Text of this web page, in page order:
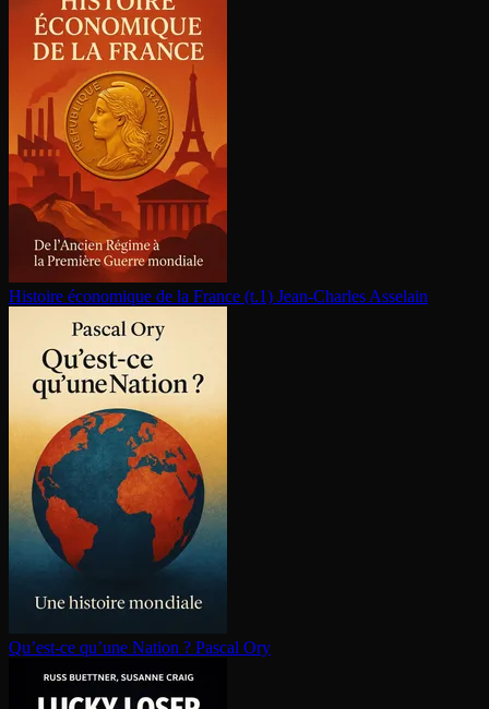
Histoire économique de la France (t.1) Jean-Charles Asselain
Qu’est-ce qu’une Nation ? Pascal Ory